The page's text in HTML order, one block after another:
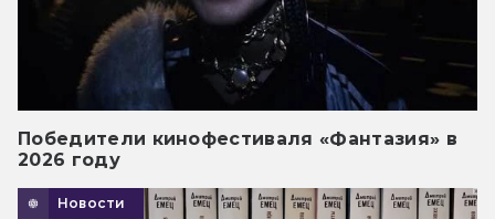
Победители кинофестиваля «Фантазия» в
2026 году
Новости